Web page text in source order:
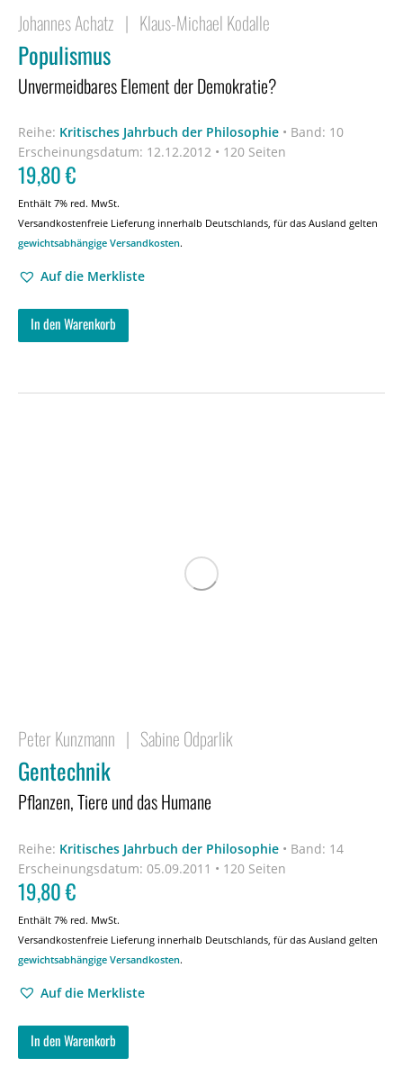
Johannes Achatz | Klaus-Michael Kodalle
Populismus
Unvermeidbares Element der Demokratie?
Reihe: Kritisches Jahrbuch der Philosophie • Band: 10
Erscheinungsdatum: 12.12.2012 • 120 Seiten
19,80€
Enthält 7% red. MwSt.
Versandkostenfreie Lieferung innerhalb Deutschlands, für das Ausland gelten
gewichtsabhängige Versandkosten.
Auf die Merkliste
In den Warenkorb
Peter Kunzmann | Sabine Odparlik
Gentechnik
Pflanzen, Tiere und das Humane
Reihe: Kritisches Jahrbuch der Philosophie • Band: 14
Erscheinungsdatum: 05.09.2011 • 120 Seiten
19,80€
Enthält 7% red. MwSt.
Versandkostenfreie Lieferung innerhalb Deutschlands, für das Ausland gelten
gewichtsabhängige Versandkosten.
Auf die Merkliste
In den Warenkorb